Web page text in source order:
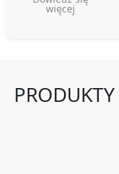
więcej
PRODUKTY